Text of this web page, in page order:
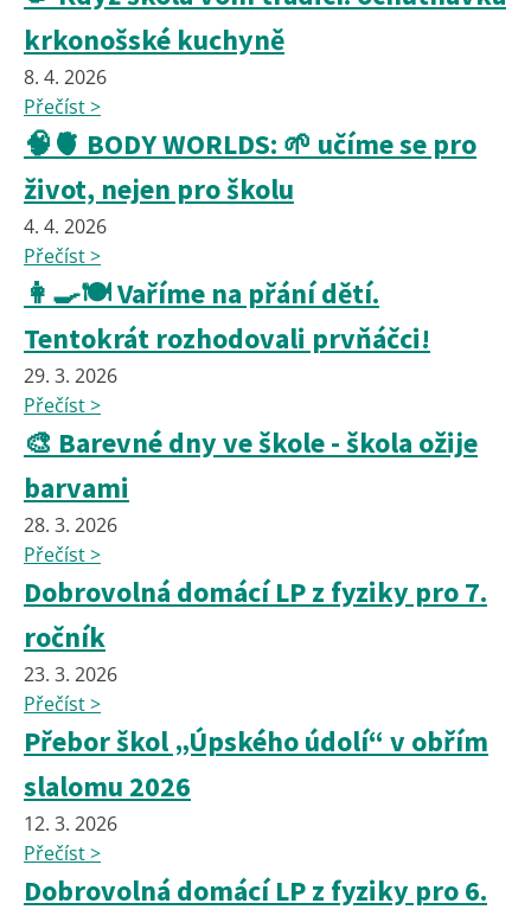
krkonošské kuchyně
8. 4. 2026
Přečíst >
🧠🫀 BODY WORLDS: 🌱 učíme se pro
život, nejen pro školu
4. 4. 2026
Přečíst >
👩‍🍳🍽️ Vaříme na přání dětí.
Tentokrát rozhodovali prvňáčci!
29. 3. 2026
Přečíst >
🎨 Barevné dny ve škole - škola ožije
barvami
28. 3. 2026
Přečíst >
Dobrovolná domácí LP z fyziky pro 7.
ročník
23. 3. 2026
Přečíst >
Přebor škol „Úpského údolí“ v obřím
slalomu 2026
12. 3. 2026
Přečíst >
Dobrovolná domácí LP z fyziky pro 6.